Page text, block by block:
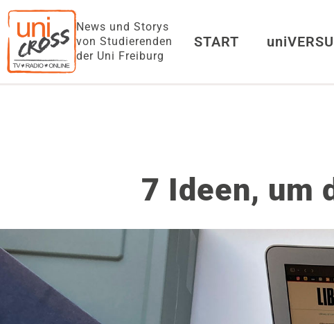
News und Storys
von Studierenden
der Uni Freiburg
START
7 Ideen, um